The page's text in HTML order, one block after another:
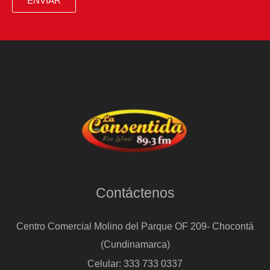
Contáctenos
Centro Comercial Molino del Parque OF 209- Chocontá
(Cundinamarca)
Celular: 333 733 0337